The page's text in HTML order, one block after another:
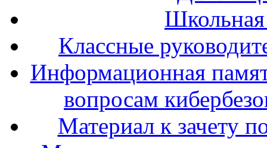
Классные
Информационная
вопросам
Материал к зачету